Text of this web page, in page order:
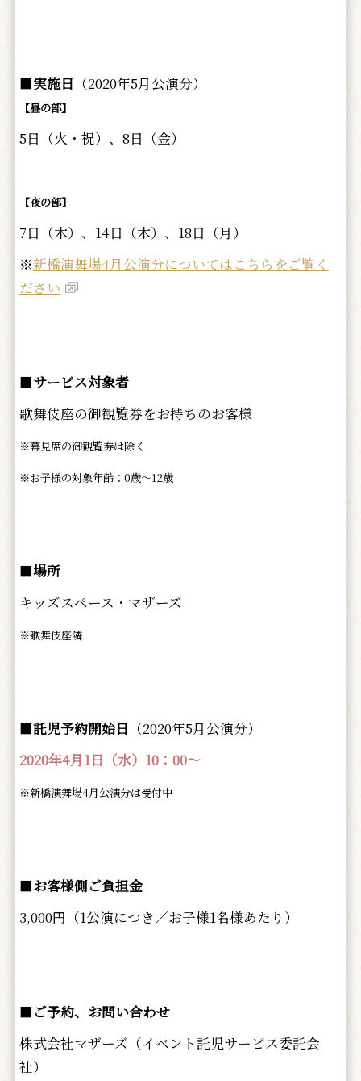
■実施日 （2020年5月公演分）
【昼の部】
5日（火・祝）、8日（金）
【夜の部】
7日（木）、14日（木）、18日（月）
※新橋演舞場4月公演分についてはこちらをご覧く
ださい
■サービス対象者
歌舞伎座の御観覧券をお持ちのお客様
※幕見席の御観覧券は除く
※お子様の対象年齢：0歳～12歳
■場所
キッズスペース・マザーズ
※歌舞伎座隣
■託児予約開始日 （2020年5月公演分）
2020年4月1日（水）10：00～
※新橋演舞場4月公演分は受付中
■お客様側ご負担金
3,000円（1公演につき／お子様1名様あたり）
■ ご予約、お問い合わせ
株式会社マザーズ（イベント託児サービス委託会
社）